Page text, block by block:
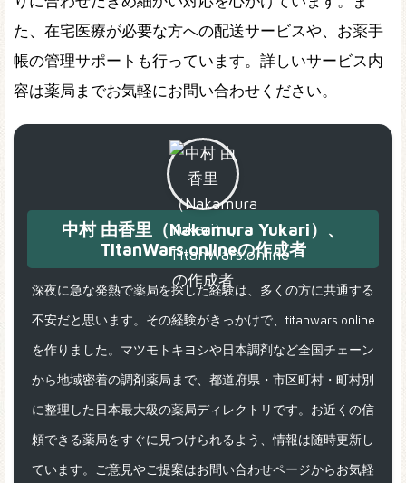
た、在宅医療が必要な方への配送サービスや、お薬手
帳の管理サポートも行っています。詳しいサービス内
容は薬局までお気軽にお問い合わせください。
中村 由香里（Nakamura Yukari）、
TitanWars.onlineの作成者
深夜に急な発熱で薬局を探した経験は、多くの方に共通する
不安だと思います。その経験がきっかけで、titanwars.online
を作りました。マツモトキヨシや日本調剤など全国チェーン
から地域密着の調剤薬局まで、都道府県・市区町村・町村別
に整理した日本最大級の薬局ディレクトリです。お近くの信
頼できる薬局をすぐに見つけられるよう、情報は随時更新し
ています。ご意見やご提案はお問い合わせページからお気軽